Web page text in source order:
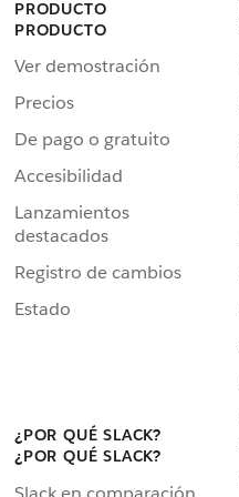
PRODUCTO
PRODUCTO
Ver demostración
Precios
De pago o gratuito
Accesibilidad
Lanzamientos
destacados
Registro de cambios
Estado
¿POR QUÉ SLACK?
¿POR QUÉ SLACK?